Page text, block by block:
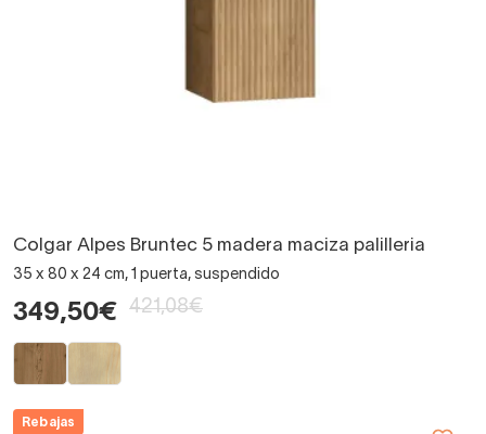
Colgar Alpes Bruntec 5 madera maciza palilleria
35 x 80 x 24 cm, 1 puerta, suspendido
349,50€ 421,08€
Rebajas